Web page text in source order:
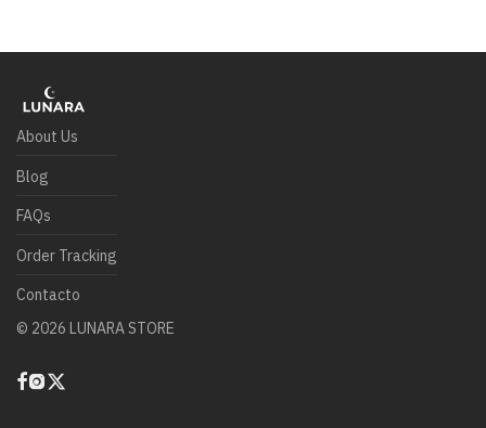
About Us
Blog
FAQs
Order Tracking
Contacto
© 2026 LUNARA STORE